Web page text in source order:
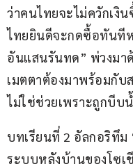
ว่าคนไทยจะไม่ควักเงิ
ไทยยินดีจะกดซื้อทันที
อันแสนรันทด” พ่วงมาด้
เมตตาต้องมาพร้อมกับ
ไม่ใช่ช่วยเพราะถูกบีบ
บทเรียนที่ 2 อัลกอริทึม
ระบบหลังบ้านของโซเ